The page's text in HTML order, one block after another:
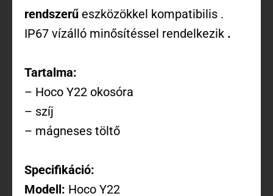
rendszerű eszközökkel kompatibilis .
IP67 vízálló minősítéssel rendelkezik .
Tartalma:
– Hoco Y22 okosóra
– szíj
– mágneses töltő
Specifikáció:
Modell: Hoco Y22